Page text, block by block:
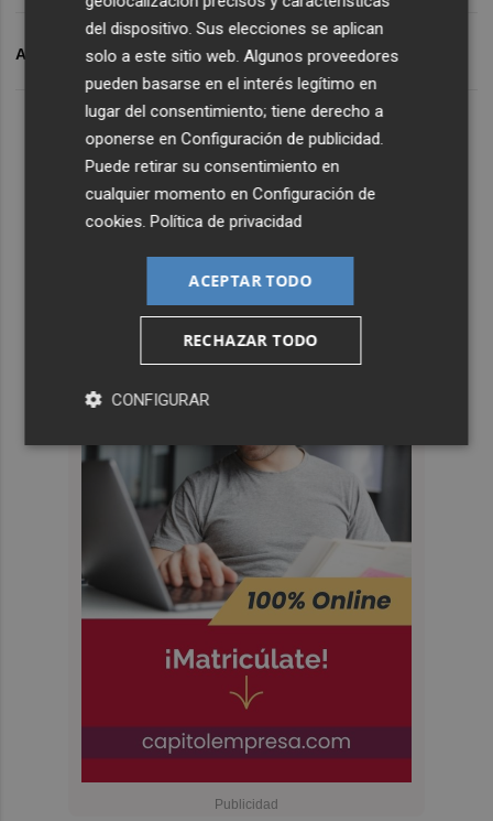
ARCHIVADO EN DANA DANA VALENCIA
del dispositivo. Sus elecciones se aplican
solo a este sitio web. Algunos proveedores
pueden basarse en el interés legítimo en
lugar del consentimiento; tiene derecho a
oponerse enConfiguración de publicidad.
Puede retirar su consentimiento en
cualquier momento enConfiguración de
cookies.Política de privacidad
ACEPTAR TODO
RECHAZAR TODO
CONFIGURAR